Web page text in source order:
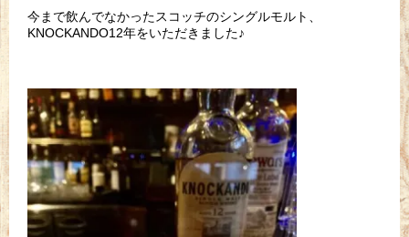
今まで飲んでなかったスコッチのシングルモルト、
KNOCKANDO12年をいただきました♪